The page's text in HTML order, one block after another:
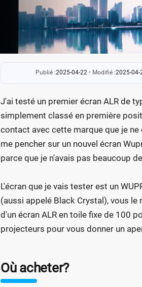
Publié :2025-04-22 • Modifié :2025-04-
J'ai testé un premier écran ALR de
simplement classé en première
contact avec cette marque que je
me pencher sur un nouvel écran
parce que je n'avais pas beaucoup
L'écran que je vais tester est un
(aussi appelé Black Crystal), vous
d'un écran ALR en toile fixe de 100
projecteurs pour vous donner un
Où acheter?